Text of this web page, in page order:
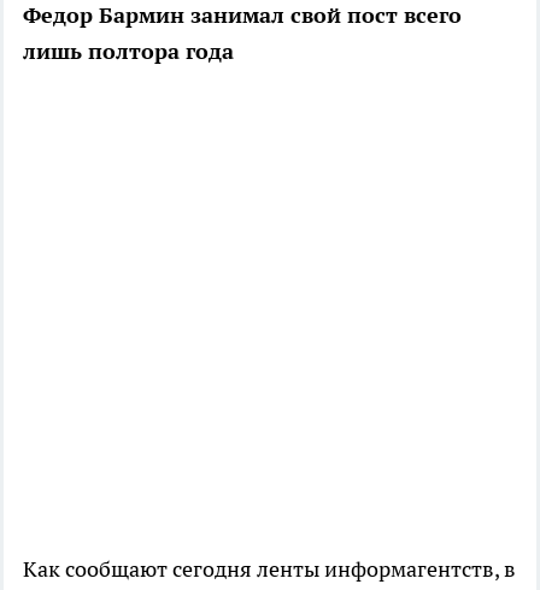
Федор Бармин занимал свой пост всего
лишь полтора года
Как сообщают сегодня ленты информагентств, в